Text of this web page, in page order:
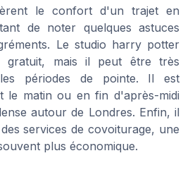
le confort d'un trajet en
de noter quelques astuces
Le studio harry potter
gratuit, mais il peut être très
périodes de pointe. Il est
le matin ou en fin d'après-midi
autour de Londres. Enfin, il
services de covoiturage, une
plus économique.